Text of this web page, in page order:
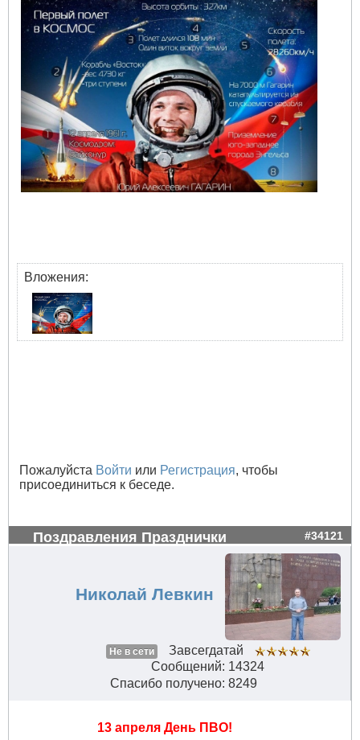
Вложения:
Пожалуйста Войти или Регистрация, чтобы
присоединиться к беседе.
Поздравления Празднички #34121
Николай Левкин
Не в сети
Завсегдатай
Сообщений: 14324
Спасибо получено: 8249
13 апреля День ПВО!